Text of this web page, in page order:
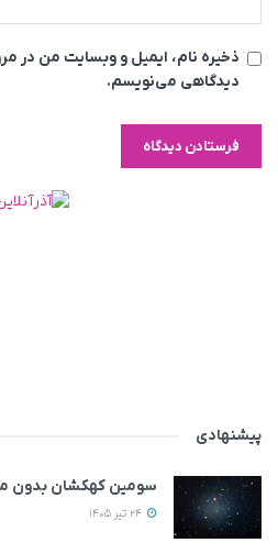
ذخیره نام، ایمیل و وبسایت من در
دیدگاهی می‌نویسم.
پیشنهادی
سومین کهکشان بدون